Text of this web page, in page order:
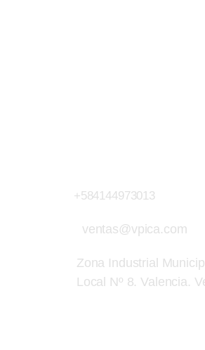
+584144973013
ventas@vpica.com
Zona Industrial
Local Nº 8. Valencia.